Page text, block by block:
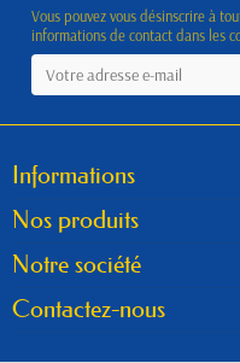
Vous pouvez vous désinscrire à
informations de contact dans les
Informations
Nos produits
Notre société
Contactez-nous